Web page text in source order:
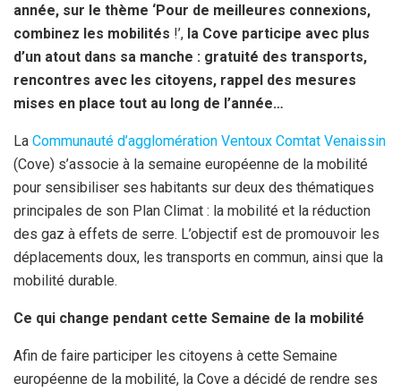
année, sur le thème ‘Pour de meilleures connexions,
combinez les mobilités !’, la Cove participe avec plus
d’un atout dans sa manche : gratuité des transports,
rencontres avec les citoyens, rappel des mesures
mises en place tout au long de l’année…
La Communauté d’agglomération Ventoux Comtat Venaissin
(Cove) s’associe à la semaine européenne de la mobilité
pour sensibiliser ses habitants sur deux des thématiques
principales de son Plan Climat : la mobilité et la réduction
des gaz à effets de serre. L’objectif est de promouvoir les
déplacements doux, les transports en commun, ainsi que la
mobilité durable.
Ce qui change pendant cette Semaine de la mobilité
Afin de faire participer les citoyens à cette Semaine
européenne de la mobilité, la Cove a décidé de rendre ses